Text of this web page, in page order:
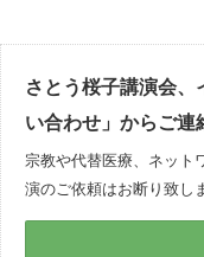
さとう桜子講演会
い合わせ」からご連
宗教や代替医療、ネット
演のご依頼はお断り致し